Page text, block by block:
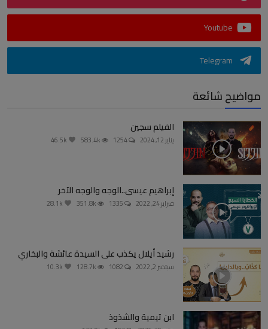
Youtube
Telegram
مواضيح شائعة
الفيلم سجين
يناير 12, 2024
إبراهيم عيسى..الوجه والوجه الآخر
فبراير 24, 2022
رشيد أيلال يكذب على السيدة عائشة والبخاري
سبتمبر 2, 2022
ابن تيمية والشذوذ